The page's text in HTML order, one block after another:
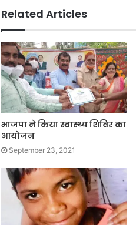
Related Articles
भाजपा ने किया स्वास्थ्य शिविर का
आयोजन
September 23, 2021